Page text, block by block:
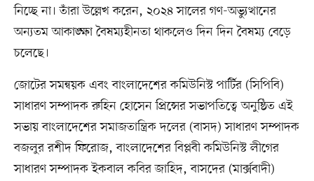
নিচ্ছে না। তাঁরা উল্লেখ করেন, ২০২৪ সালের গণ-অভ্যুত্থানের
অন্যতম আকাঙ্ক্ষা বৈষম্যহীনতা থাকলেও দিন দিন বৈষম্য বেড়ে
চলেছে।
জোটের সমন্বয়ক এবং বাংলাদেশের কমিউনিস্ট পার্টির (সিপিবি)
সাধারণ সম্পাদক রুহিন হোসেন প্রিন্সের সভাপতিত্বে অনুষ্ঠিত এই
সভায় বাংলাদেশের সমাজতান্ত্রিক দলের (বাসদ) সাধারণ সম্পাদক
বজলুর রশীদ ফিরোজ, বাংলাদেশের বিপ্লবী কমিউনিস্ট লীগের
সাধারণ সম্পাদক ইকবাল কবির জাহিদ, বাসদের (মার্ক্সবাদী)